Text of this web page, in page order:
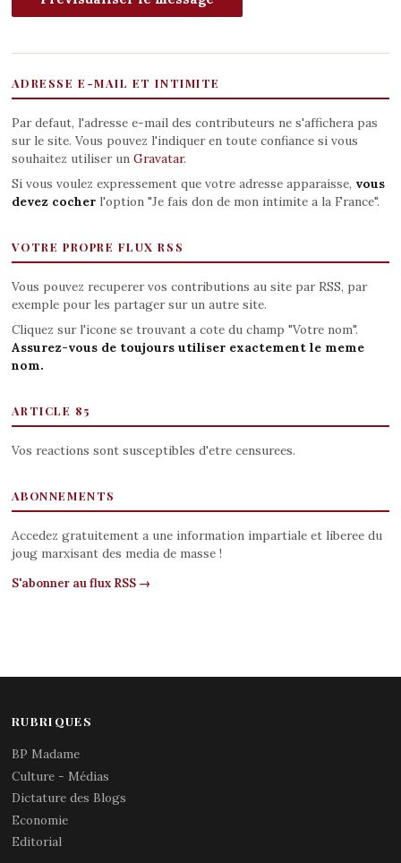
ADRESSE E-MAIL ET INTIMITE
Par defaut, l'adresse e-mail des contributeurs ne s'affichera pas
sur le site. Vous pouvez l'indiquer en toute confiance si vous
souhaitez utiliser un Gravatar.
Si vous voulez expressement que votre adresse apparaisse, vous
devez cocherl'option "Je fais don de mon intimite a la France".
VOTRE PROPRE FLUX RSS
Vous pouvez recuperer vos contributions au site par RSS, par
exemple pour les partager sur un autre site.
Cliquez sur l'icone se trouvant a cote du champ "Votre nom".
Assurez-vous de toujours utiliser exactement le meme
nom.
ARTICLE 85
Vos reactions sont susceptibles d'etre censurees.
ABONNEMENTS
Accedez gratuitement a une information impartiale et liberee du
joug marxisant des media de masse !
S'abonner au flux RSS →
RUBRIQUES
BP Madame
Culture - Médias
Dictature des Blogs
Economie
Editorial